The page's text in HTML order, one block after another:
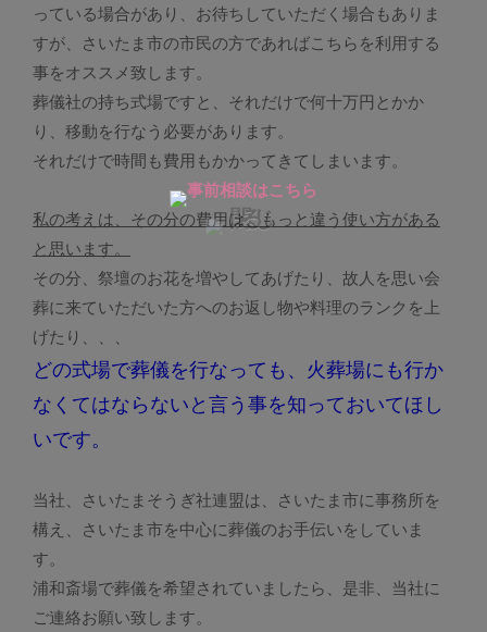
っている場合があり、お待ちしていただく場合もありま
すが、さいたま市の市民の方であればこちらを利用する
事をオススメ致します。
葬儀社の持ち式場ですと、それだけで何十万円とかか
り、移動を行なう必要があります。
それだけで時間も費用もかかってきてしまいます。
私の考えは、その分の費用は、もっと違う使い方がある
と思います。
その分、祭壇のお花を増やしてあげたり、故人を思い会
葬に来ていただいた方へのお返し物や料理のランクを上
げたり、、、
どの式場で葬儀を行なっても、火葬場にも行か
なくてはならないと言う事を知っておいてほし
いです。
当社、さいたまそうぎ社連盟は、さいたま市に事務所を
構え、さいたま市を中心に葬儀のお手伝いをしていま
す。
浦和斎場で葬儀を希望されていましたら、是非、当社に
ご連絡お願い致します。